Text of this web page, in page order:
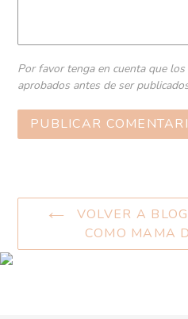
Por favor tenga en cuenta que
aprobados antes de ser
VOLVER A
COMO MAMA